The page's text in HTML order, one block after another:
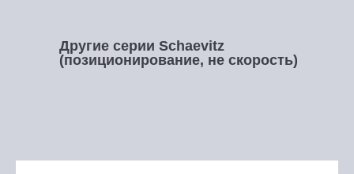
Другие серии Schaevitz
(позиционирование, не скорость)